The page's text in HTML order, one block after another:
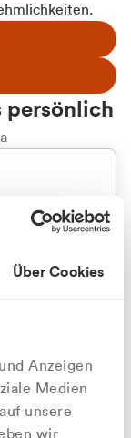
Über Cookies
Anzeigen
Medien
unsere
wir
persönlich